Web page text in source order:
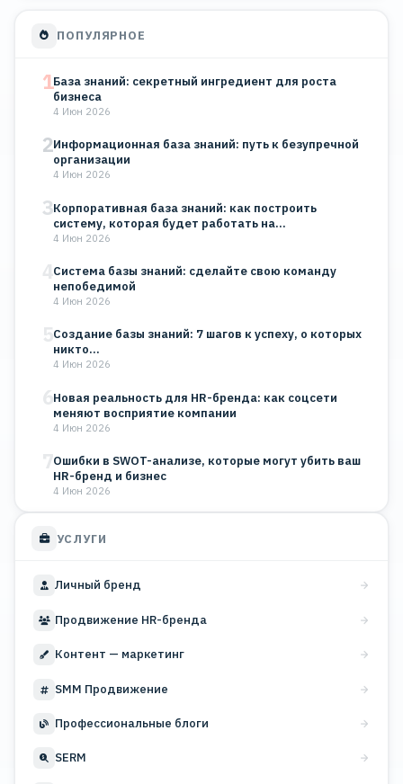
ПОПУЛЯРНОЕ
1База знаний: секретный ингредиент для роста
бизнеса
4 Июн 2026
2Информационная база знаний: путь к безупречной
организации
4 Июн 2026
3Корпоративная база знаний: как построить
систему, которая будет работать на…
4 Июн 2026
4Система базы знаний: сделайте свою команду
непобедимой
4 Июн 2026
5Создание базы знаний: 7 шагов к успеху, о которых
никто…
4 Июн 2026
6Новая реальность для HR-бренда: как соцсети
меняют восприятие компании
4 Июн 2026
7Ошибки в SWOT-анализе, которые могут убить ваш
HR-бренд и бизнес
4 Июн 2026
УСЛУГИ
Личный бренд
Продвижение HR-бренда
Контент — маркетинг
SMM Продвижение
Профессиональные блоги
SERM